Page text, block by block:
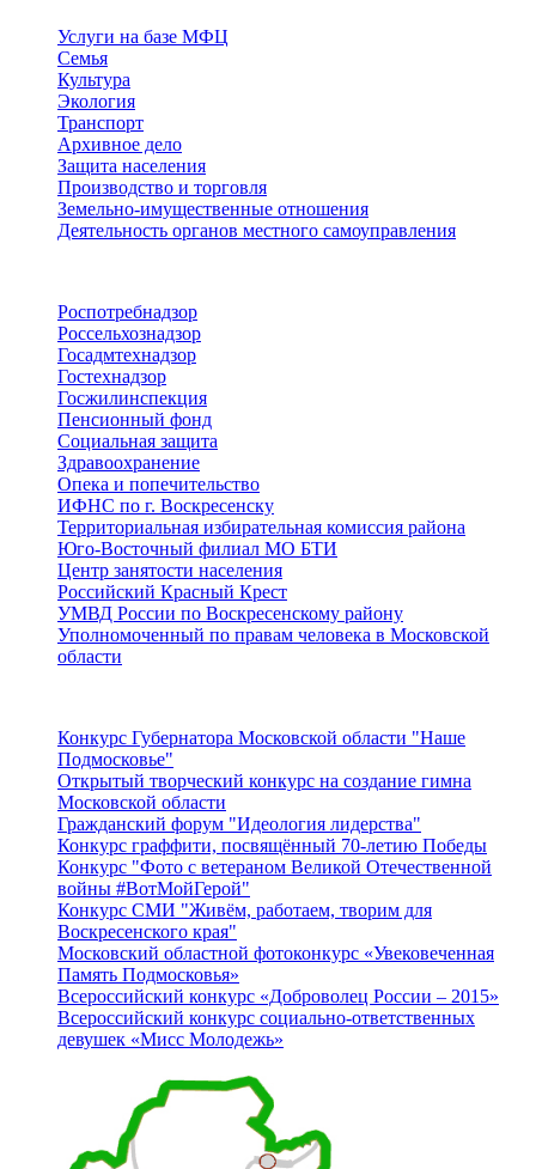
Услуги на базе МФЦ
Семья
Культура
Экология
Транспорт
Архивное дело
Защита населения
Производство и торговля
Земельно-имущественные отношения
Деятельность органов местного самоуправления
Роспотребнадзор
Россельхознадзор
Госадмтехнадзор
Гостехнадзор
Госжилинспекция
Пенсионный фонд
Социальная защита
Здравоохранение
Опека и попечительство
ИФНС по г. Воскресенску
Территориальная избирательная комиссия района
Юго-Восточный филиал МО БТИ
Центр занятости населения
Российский Красный Крест
УМВД России по Воскресенскому району
Уполномоченный по правам человека в Московской
области
Конкурс Губернатора Московской области "Наше
Подмосковье"
Открытый творческий конкурс на создание гимна
Московской области
Гражданский форум "Идеология лидерства"
Конкурс граффити, посвящённый 70-летию Победы
Конкурс "Фото с ветераном Великой Отечественной
войны #ВотМойГерой"
Конкурс СМИ "Живём, работаем, творим для
Воскресенского края"
Московский областной фотоконкурс «Увековеченная
Память Подмосковья»
Всероссийский конкурс «Доброволец России – 2015»
Всероссийский конкурс социально-ответственных
девушек «Мисс Молодежь»